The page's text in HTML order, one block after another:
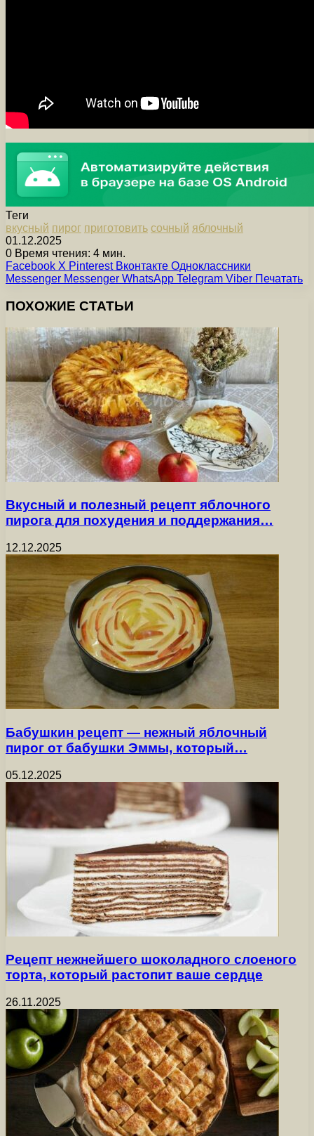
Теги
вкусный пирог приготовить сочный яблочный
01.12.2025
0 Время чтения: 4 мин.
Facebook X Pinterest Вконтакте Одноклассники
Messenger Messenger WhatsApp Telegram Viber Печатать
ПОХОЖИЕ СТАТЬИ
Вкусный и полезный рецепт яблочного
пирога для похудения и поддержания…
12.12.2025
Бабушкин рецепт — нежный яблочный
пирог от бабушки Эммы, который…
05.12.2025
Рецепт нежнейшего шоколадного слоеного
торта, который растопит ваше сердце
26.11.2025